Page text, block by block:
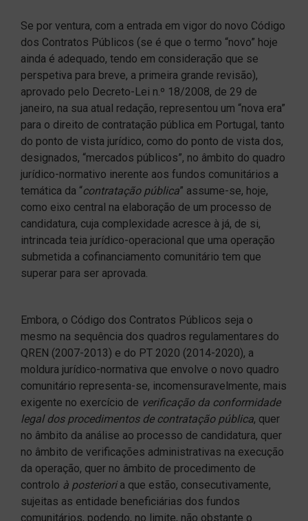
Se por ventura, com a entrada em vigor do novo Código
dos Contratos Públicos (se é que o termo “novo” hoje
ainda é adequado, tendo em consideração que se
perspetiva para breve, a primeira grande revisão),
aprovado pelo Decreto-Lei n.º 18/2008, de 29 de
janeiro, na sua atual redação, representou um “nova era”
para o direito de contratação pública em Portugal, tanto
do ponto de vista jurídico, como do ponto de vista dos,
designados, “mercados públicos”, no âmbito do quadro
jurídico-normativo inerente aos fundos comunitários a
temática da “contratação pública” assume-se, hoje,
como eixo central na elaboração de um processo de
candidatura, cuja complexidade acresce à já, de si,
intrincada teia jurídico-operacional que uma operação
submetida a cofinanciamento comunitário tem que
superar para ser aprovada.
Embora, o Código dos Contratos Públicos seja o
mesmo na sequência dos quadros regulamentares do
QREN (2007-2013) e do PT 2020 (2014-2020), a
moldura jurídico-normativa que envolve o novo quadro
comunitário representa-se, incomensuravelmente, mais
exigente no exercício de verificação da conformidade
legal dos procedimentos de contratação pública, quer
no âmbito da análise ao processo de candidatura, quer
no âmbito de verificações administrativas na execução
da operação, quer no âmbito de procedimento de
controlo à posterioria que estão, consecutivamente,
sujeitas as entidade beneficiárias dos fundos
comunitários, podendo, no limite, não obstante o